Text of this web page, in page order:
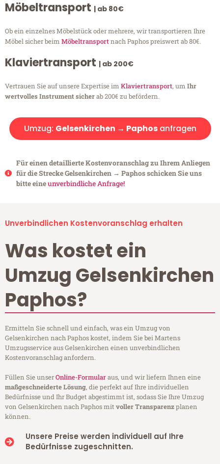
Möbeltransport | ab 80€
Ob ein einzelnes Möbelstück oder mehrere, wir transportieren Ihre
Möbel sicher beim Möbeltransportnach Paphos preiswert ab 80€.
Klaviertransport | ab 200€
Vertrauen Sie auf unsere Expertise im Klaviertransport, um Ihr
wertvolles Instrument sicherab 200€ zu befördern.
Umzug: Gelsenkirchen → Paphosanfragen
Für einen detaillierte Kostenvoranschlag zu Ihrem Anliegen
für die Strecke Gelsenkirchen → Paphos schicken Sie uns
bitte eineunverbindliche Anfrage!
Unverbindlichen Kostenvoranschlag erhalten
Was kostet ein
Umzug Gelsenkirchen
Paphos?
Ermitteln Sie schnell und einfach, was ein Umzug von
Gelsenkirchen nach Paphos kostet, indem Sie bei Martens
Umzugsservice aus Gelsenkirchen einen unverbindlichen
Kostenvoranschlag anfordern.
Füllen Sie unserOnline-Formularaus, und wir liefern Ihnen eine
maßgeschneiderte Lösung, die perfekt auf Ihre individuellen
Bedürfnisse und Ihr Budget abgestimmt ist, sodass Sie Ihre Umzug
von Gelsenkirchen nach Paphos mitvoller Transparenzplanen
können.
Unsere Preise werden individuell auf Ihre
Bedürfnisse zugeschnitten.